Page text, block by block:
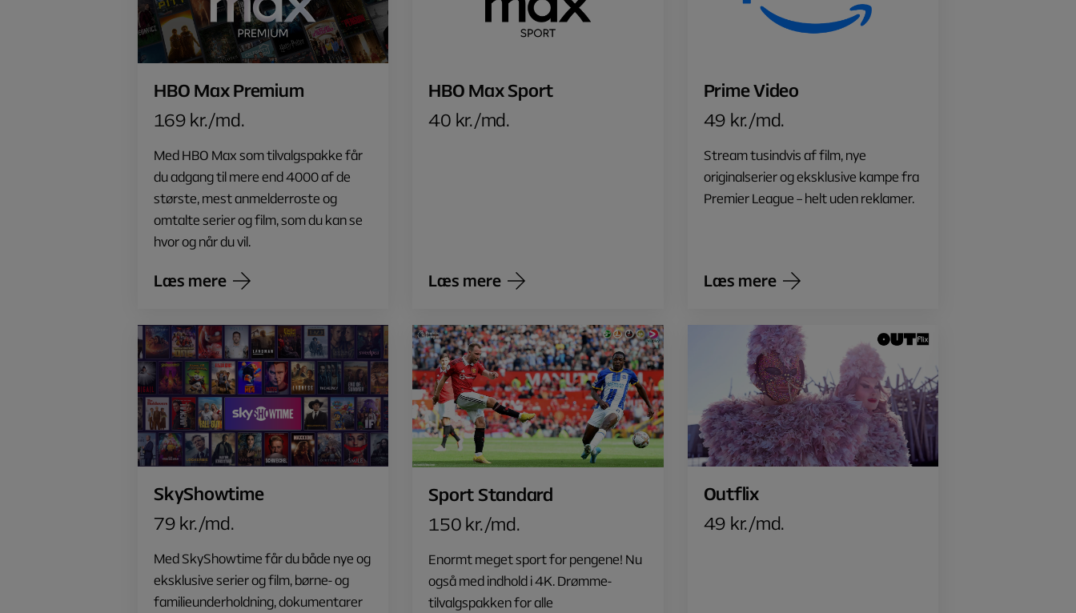
HBO Max Premium
169 kr./md.
Med HBO Max som tilvalgspakke får
du adgang til mere end 4000 af de
største, mest anmelderroste og
omtalte serier og film, som du kan se
hvor og når du vil.
Læs mere
HBO Max Sport
40 kr./md.
Læs mere
Prime Video
49 kr./md.
Stream tusindvis af film, nye
originalserier og eksklusive kampe fra
Premier League – helt uden reklamer.
Læs mere
SkyShowtime
79 kr./md.
Med SkyShowtime får du både nye og
eksklusive serier og film, børne- og
familieunderholdning, dokumentarer
Sport Standard
150 kr./md.
Enormt meget sport for pengene! Nu
også med indhold i 4K. Drømme-
tilvalgspakken for alle
Outflix
49 kr./md.